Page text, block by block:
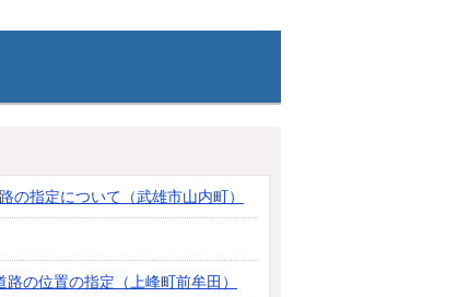
の指定について（武雄市山内町）
の位置の指定（上峰町前牟田）